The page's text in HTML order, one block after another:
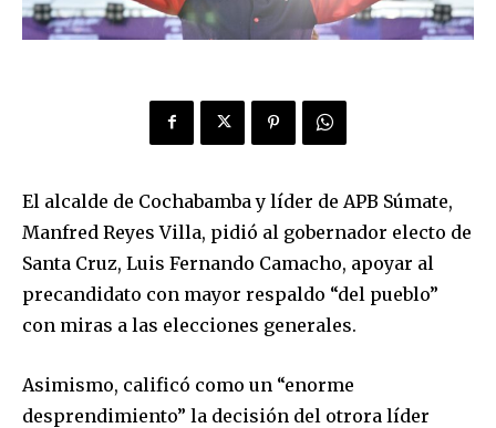
El alcalde de Cochabamba y líder de APB Súmate,
Manfred Reyes Villa, pidió al gobernador electo de
Santa Cruz, Luis Fernando Camacho, apoyar al
precandidato con mayor respaldo “del pueblo”
con miras a las elecciones generales.
Asimismo, calificó como un “enorme
desprendimiento” la decisión del otrora líder